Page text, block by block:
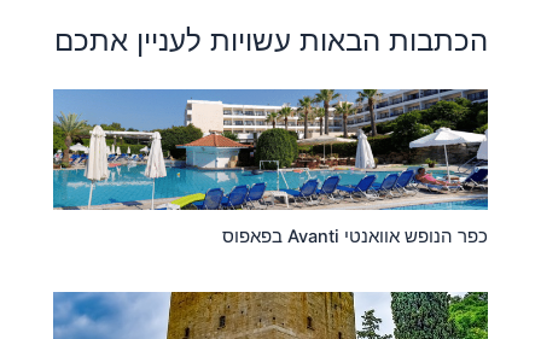
הכתבות הבאות עשויות לעניין אתכם
כפר הנופש אוואנטי Avanti בפאפוס